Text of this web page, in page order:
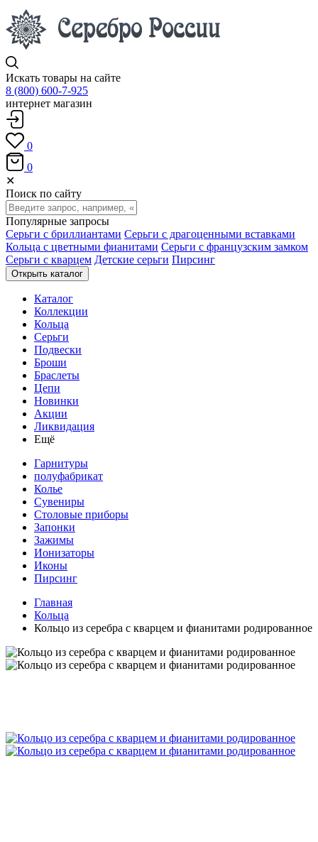
Искать товары на сайте
8 (800) 600-7-925
интернет магазин
0
0
✕
Поиск по сайту
Популярные запросы
Серьги с бриллиантами Серьги с драгоценными вставками
Кольца с цветными фианитами Серьги с французским замком
Серьги с кварцем Детские серьги Пирсинг
Открыть каталог
Каталог
Коллекции
Кольца
Серьги
Подвески
Броши
Браслеты
Цепи
Новинки
Акции
Ликвидация
Ещё
Гарнитуры
полуфабрикат
Колье
Сувениры
Столовые приборы
Запонки
Зажимы
Ионизаторы
Иконы
Пирсинг
Главная
Кольца
Кольцо из серебра с кварцем и фианитами родированное